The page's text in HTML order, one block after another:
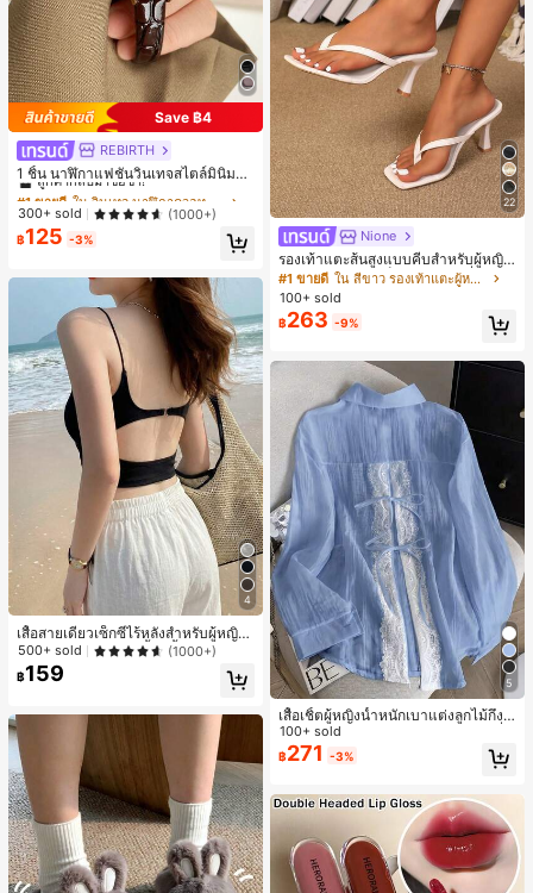
Save ฿4
REBIRTH
1 ชิ้น นาฬิกาแฟชั่นวินเทจสไตล์มินิมอล
เลขโรมันสำหรับผู้หญิง เหมาะสำหรับก
ารตกแต่งประจำวัน
#1 ขายดี
ลูกค้ากลับมาซื้อซ้ำ!
#1 ขายดี
ลูกค้ากลับมาซื้อซ้ำ!
#1 ขายดี
ลูกค้ากลับมาซื้อซ้ำ!
#1 ขายดี
300+ sold (1000+)
฿125 -3%
4
เสื้อสายเดี่ยวเซ็กซี่ไร้หลังสำหรับผู้หญิง
พร้อมบราแบบมีฟองน้ำ, เสื้อกล้ามแขน
กุด, เสื้อลำลองสีดำสำหรับฤดูร้อน
500+ sold (1000+)
฿159
22
Nione
รองเท้าแตะส้นสูงแบบคีบสำหรับผู้หญิง
สไตล์คลาสสิก สีบล็อก สไตล์แฟรี่ฤดูร้อ
น ส้นเข็ม รองเท้าแตะแบบคีบ รองเท้าแ
ตะชายหาดแฟชั่นสายไขว้ รองเท้าผู้ห
ญิง สำหรับออฟฟิศ บ้าน กลางแจ้ง ดีไซ
นท์
#1 ขายดี
ใน สีขาว รองเท้าแตะผู้หญิง
100+ sold
฿263 -9%
5
เสื้อเชิ้ตผู้หญิงน้ำหนักเบาแต่งลูกไม้กึ่งโ
ปร่งใสแบบเลเยอร์ รุ่นดีไซน์เนอร์แฟชั่น
เหมาะสำหรับฤดูใบไม้ผลิ ฤดูร้อน และฤ
ดูใบไม้ร่วง ซักด้วยเครื่องซักผ้าได้ สไต
100+ sold
฿271 -3%